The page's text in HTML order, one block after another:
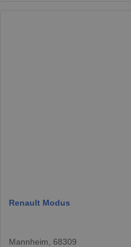
Renault Modus
Mannheim, 68309